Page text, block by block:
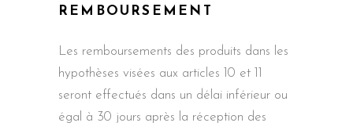
REMBOURSEMENT
Les remboursements des produits dans les
hypothèses visées aux articles 10 et 11
seront effectués dans un délai inférieur ou
égal à 30 jours après la réception des